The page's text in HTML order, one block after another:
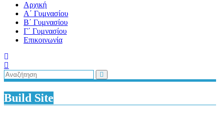
Αρχική
Α΄ Γυμνασίου
Β΄ Γυμνασίου
Γ΄ Γυμνασίου
Επικοινωνία
Build Site